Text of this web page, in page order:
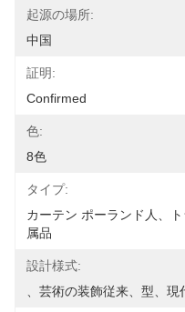
起源の場所:
中国
証明:
Confirmed
色:
8色
タイプ:
カーテン ポーランド人、
属品
設計様式:
、芸術の装飾従来、型、